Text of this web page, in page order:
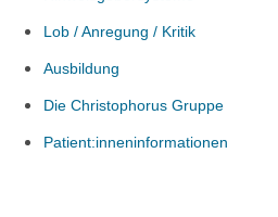
Lob / Anregung / Kritik
Ausbildung
Die Christophorus Gruppe
Patient:inneninformationen